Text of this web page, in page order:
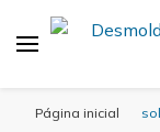
Página inicial